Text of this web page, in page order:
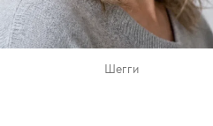
Шегги